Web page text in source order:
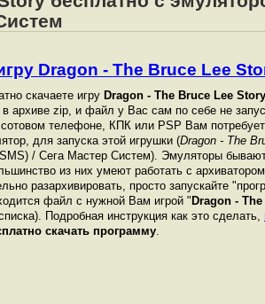
Dragon - The Bruce Lee
скачаете игру Dragon - The Bruce Lee Story
в архиве zip, и файл у Вас сам по себе не
телефоне, КПК или PSP Вам
для запуска этой игрушки (Dragon - The
/ Сега Мастер Систем). Эмуляторы
из них умеют работать с
разархивировать, просто запускайте
файл с нужной Вам игрой " Dragon -
Подробная инструкция как это сделать,
скачать программу.